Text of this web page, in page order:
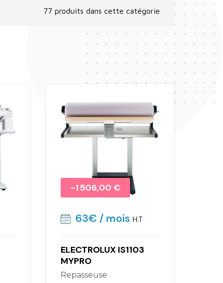
77 produits dans cette catégorie
Promo !
-1 506,00 €
63€/ mois H.T
ELECTROLUX IS1103
MYPRO
Repasseuse